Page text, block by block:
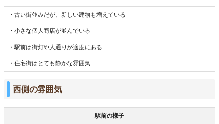
・古い街並みだが、新しい建物も増えている
・小さな個人商店が並んでいる
・駅前は街灯や人通りが適度にある
・住宅街はとても静かな雰囲気
西側の雰囲気
駅前の様子